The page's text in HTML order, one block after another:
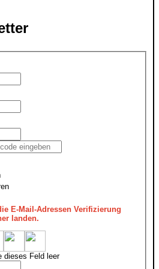
E-Mail-Adressen Verifizierung
landen.
dieses Feld leer